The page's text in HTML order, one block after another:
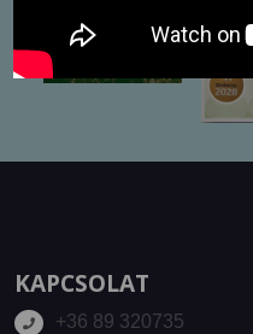
KAPCSOLAT
+36 89 320735